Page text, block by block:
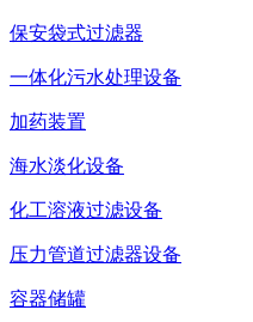
保安袋式过滤器
一体化污水处理设备
加药装置
海水淡化设备
化工溶液过滤设备
压力管道过滤器设备
容器储罐